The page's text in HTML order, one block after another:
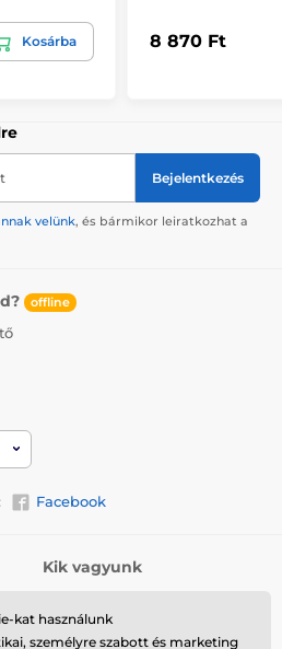
Kosárba 8 870 Ft
Bejelentkezés
velünk, és bármikor leiratkozhat a
offline
Facebook
Kik vagyunk
Elérhetőségek
kat használunk
személyre szabott és marketing